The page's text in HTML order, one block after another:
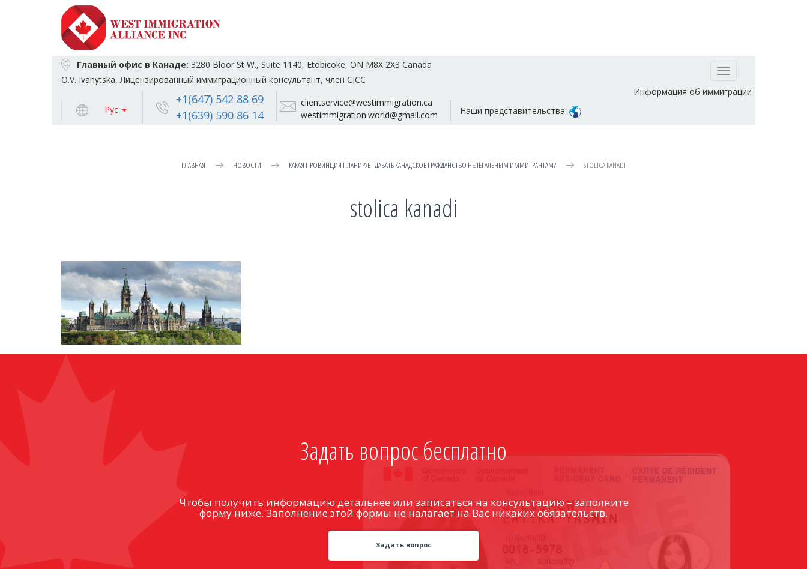
Главный офис в Канаде: 3280 Bloor St W., Suite 1140, Etobicoke, ON M8X 2X3 Canada
O.V. Ivanytska, Лицензированный иммиграционный консультант, член CICC
Toggle
Информация об иммиграции
Рус
+1(647) 542 88 69
+1(639) 590 86 14
clientservice@westimmigration.ca
westimmigration.world@gmail.com
Наши представительства:
ГЛАВНАЯ НОВОСТИ КАКАЯ ПРОВИНЦИЯ ПЛАНИРУЕТ ДАВАТЬ КАНАДСКОЕ ГРАЖДАНСТВО НЕЛЕГАЛЬНЫМ ИММИГРАНТАМ? STOLICA KANADI
stolica kanadi
Задать вопрос бесплатно
Чтобы получить информацию детальнее или записаться на консультацию – заполните
форму ниже. Заполнение этой формы не налагает на Вас никаких обязательств.
Задать вопрос